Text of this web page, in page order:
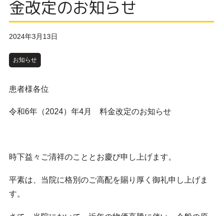
金改定のお知らせ
2024年3月13日
お知らせ
患者様各位
令和6年（2024）年4月 料金改定のお知らせ
時下益々ご清祥のこととお慶び申し上げます。
平素は、当院に格別のご高配を賜り厚く御礼申し上げま
す。